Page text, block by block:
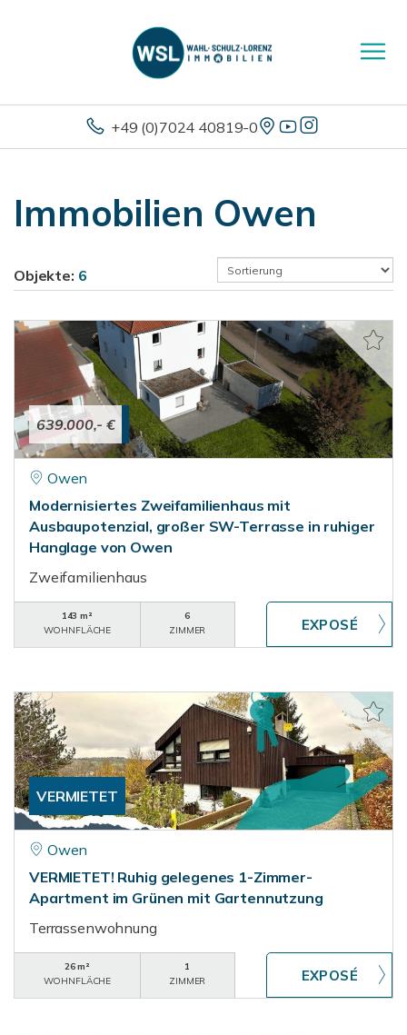
+49 (0)7024 40819-0
Immobilien Owen
Objekte: 6
639.000,- €
Owen
Modernisiertes Zweifamilienhaus mit
Ausbaupotenzial, großer SW-Terrasse in ruhiger
Hanglage von Owen
Zweifamilienhaus
143 m²
WOHNFLÄCHE
6
ZIMMER
VERMIETET
Owen
VERMIETET! Ruhig gelegenes 1-Zimmer-
Apartment im Grünen mit Gartennutzung
Terrassenwohnung
26 m²
WOHNFLÄCHE
1
ZIMMER